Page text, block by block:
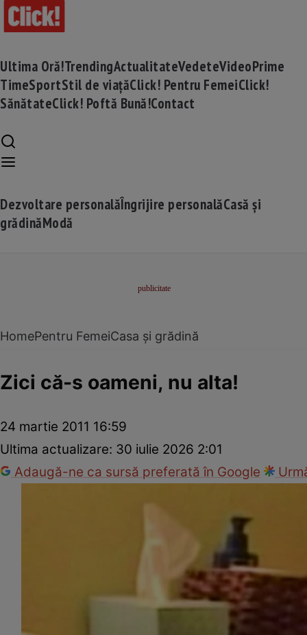
Ultima Oră!TrendingActualitateVedeteVideoPrime
TimeSportStil de viațăClick! Pentru FemeiClick!
SănătateClick! Poftă Bună!Contact
Dezvoltare personalăÎngrijire personalăCasă și
grădinăModă
HomePentru FemeiCasa și grădină
Zici că-s oameni, nu alta!
24 martie 2011 16:59
Ultima actualizare: 30 iulie 2026 2:01
Adaugă-ne ca sursă preferată în Google